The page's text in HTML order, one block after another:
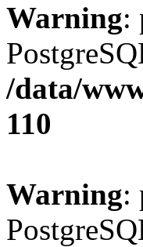
Warning:
/data/
110
Warning: